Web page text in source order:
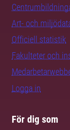
Art- och
Officiell statistik
Fakulteter och
Logga in
För dig som